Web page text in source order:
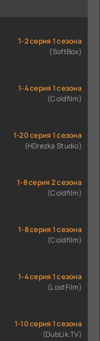
1-2 серия 1 сезона
(SoftBox)
1-4 серия 1 сезона
(Coldfilm)
1-20 серия 1 сезона
(HDrezka Studio)
1-8 серия 2 сезона
(Coldfilm)
1-8 серия 1 сезона
(Coldfilm)
1-4 серия 1 сезона
(LostFilm)
1-10 серия 1 сезона
(DubLik.TV)